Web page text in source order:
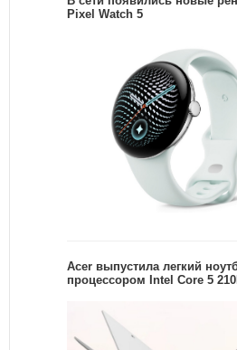
Pixel Watch 5
Acer выпустила легкий
процессором Intel Core 5